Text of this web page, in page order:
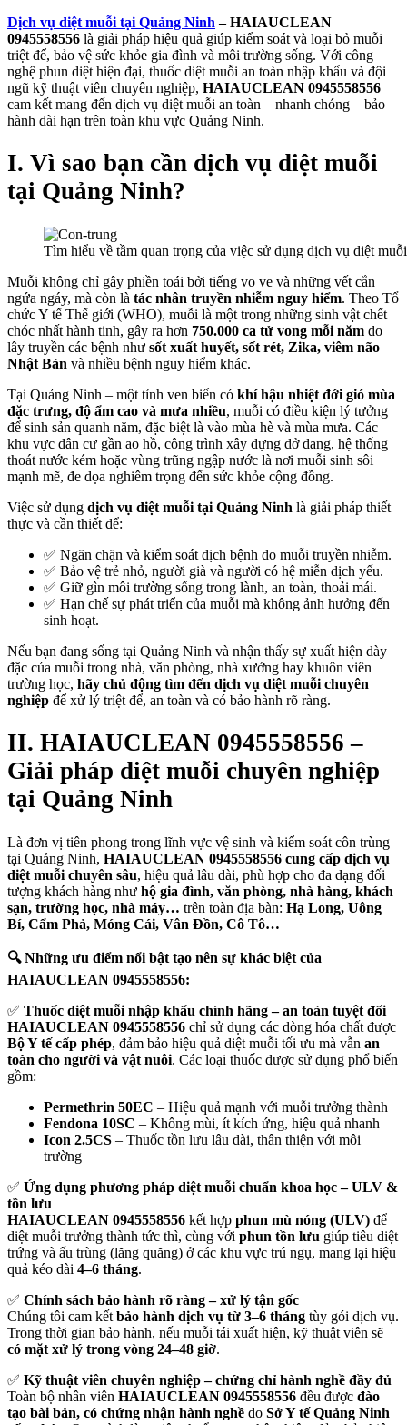
Dịch vụ diệt muỗi tại Quảng Ninh – HAIAUCLEAN
0945558556 là giải pháp hiệu quả giúp kiểm soát và loại bỏ muỗi
triệt để, bảo vệ sức khỏe gia đình và môi trường sống. Với công
nghệ phun diệt hiện đại, thuốc diệt muỗi an toàn nhập khẩu và đội
ngũ kỹ thuật viên chuyên nghiệp, HAIAUCLEAN 0945558556
cam kết mang đến dịch vụ diệt muỗi an toàn – nhanh chóng – bảo
hành dài hạn trên toàn khu vực Quảng Ninh.
I. Vì sao bạn cần dịch vụ diệt muỗi
tại Quảng Ninh?
Tìm hiểu về tầm quan trọng của việc sử dụng dịch vụ diệt
Muỗi không chỉ gây phiền toái bởi tiếng vo ve và những vết cắn
ngứa ngáy, mà còn là tác nhân truyền nhiễm nguy hiểm. Theo Tổ
chức Y tế Thế giới (WHO), muỗi là một trong những sinh vật chết
chóc nhất hành tinh, gây ra hơn 750.000 ca tử vong mỗi năm do
lây truyền các bệnh như sốt xuất huyết, sốt rét, Zika, viêm não
Nhật Bản và nhiều bệnh nguy hiểm khác.
Tại Quảng Ninh – một tỉnh ven biển có khí hậu nhiệt đới gió mùa
đặc trưng, độ ẩm cao và mưa nhiều, muỗi có điều kiện lý tưởng
để sinh sản quanh năm, đặc biệt là vào mùa hè và mùa mưa. Các
khu vực dân cư gần ao hồ, công trình xây dựng dở dang, hệ thống
thoát nước kém hoặc vùng trũng ngập nước là nơi muỗi sinh sôi
mạnh mẽ, đe dọa nghiêm trọng đến sức khỏe cộng đồng.
Việc sử dụng dịch vụ diệt muỗi tại Quảng Ninh là giải pháp thiết
thực và cần thiết để:
✅ Ngăn chặn và kiểm soát dịch bệnh do muỗi truyền nhiễm.
✅ Bảo vệ trẻ nhỏ, người già và người có hệ miễn dịch yếu.
✅ Giữ gìn môi trường sống trong lành, an toàn, thoải mái.
✅ Hạn chế sự phát triển của muỗi mà không ảnh hưởng đến
sinh hoạt.
Nếu bạn đang sống tại Quảng Ninh và nhận thấy sự xuất hiện dày
đặc của muỗi trong nhà, văn phòng, nhà xưởng hay khuôn viên
trường học, hãy chủ động tìm đến dịch vụ diệt muỗi chuyên
nghiệp để xử lý triệt để, an toàn và có bảo hành rõ ràng.
II. HAIAUCLEAN 0945558556 –
Giải pháp diệt muỗi chuyên nghiệp
tại Quảng Ninh
Là đơn vị tiên phong trong lĩnh vực vệ sinh và kiểm soát côn trùng
tại Quảng Ninh, HAIAUCLEAN 0945558556 cung cấp dịch vụ
diệt muỗi chuyên sâu, hiệu quả lâu dài, phù hợp cho đa dạng đối
tượng khách hàng như hộ gia đình, văn phòng, nhà hàng, khách
sạn, trường học, nhà máy… trên toàn địa bàn: Hạ Long, Uông
Bí, Cẩm Phả, Móng Cái, Vân Đồn, Cô Tô…
🔍 Những ưu điểm nổi bật tạo nên sự khác biệt của
HAIAUCLEAN 0945558556:
✅ Thuốc diệt muỗi nhập khẩu chính hãng – an toàn tuyệt đối
HAIAUCLEAN 0945558556 chỉ sử dụng các dòng hóa chất được
Bộ Y tế cấp phép, đảm bảo hiệu quả diệt muỗi tối ưu mà vẫn an
toàn cho người và vật nuôi. Các loại thuốc được sử dụng phổ biến
gồm:
Permethrin 50EC – Hiệu quả mạnh với muỗi trưởng thành
Fendona 10SC – Không mùi, ít kích ứng, hiệu quả nhanh
Icon 2.5CS – Thuốc tồn lưu lâu dài, thân thiện với môi
trường
✅ Ứng dụng phương pháp diệt muỗi chuẩn khoa học – ULV &
tồn lưu
HAIAUCLEAN 0945558556 kết hợp phun mù nóng (ULV) để
diệt muỗi trưởng thành tức thì, cùng với phun tồn lưu giúp tiêu diệt
trứng và ấu trùng (lăng quăng) ở các khu vực trú ngụ, mang lại hiệu
quả kéo dài 4–6 tháng.
✅ Chính sách bảo hành rõ ràng – xử lý tận gốc
Chúng tôi cam kết bảo hành dịch vụ từ 3–6 tháng tùy gói dịch vụ.
Trong thời gian bảo hành, nếu muỗi tái xuất hiện, kỹ thuật viên sẽ
có mặt xử lý trong vòng 24–48 giờ.
✅ Kỹ thuật viên chuyên nghiệp – chứng chỉ hành nghề đầy đủ
Toàn bộ nhân viên HAIAUCLEAN 0945558556 đều được đào
tạo bài bản, có chứng nhận hành nghề do Sở Y tế Quảng Ninh